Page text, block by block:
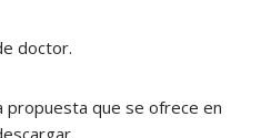
doctor.
propuesta que se ofrece en